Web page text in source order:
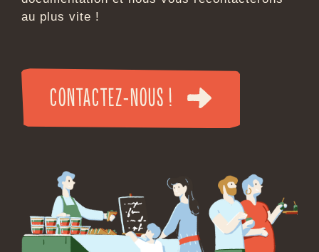
durable
Présentez-nous votre projet en quelques
mots, n’hésitez pas à nous envoyer de la
documentation et nous vous recontacterons
au plus vite !
CONTACTEZ-NOUS !